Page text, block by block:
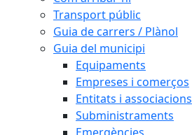
Transport públic
Guia de carrers / Plànol
Guia del municipi
Equipaments
Empreses i comerços
Entitats i associacions
Subministraments